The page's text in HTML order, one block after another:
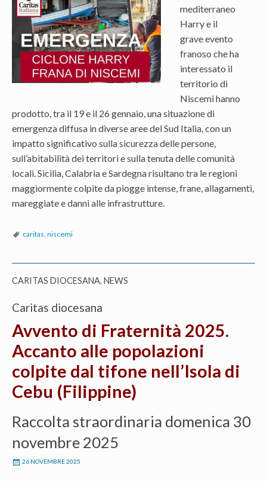
mediterraneo
Harry e il
grave evento
franoso che ha
interessato il
territorio di
Niscemi hanno
prodotto, tra il 19 e il 26 gennaio, una situazione di
emergenza diffusa in diverse aree del Sud Italia, con un
impatto significativo sulla sicurezza delle persone,
sull’abitabilità dei territori e sulla tenuta delle comunità
locali. Sicilia, Calabria e Sardegna risultano tra le regioni
maggiormente colpite da piogge intense, frane, allagamenti,
mareggiate e danni alle infrastrutture.
caritas niscemi
CARITAS DIOCESANA, NEWS
Caritas diocesana
Avvento di Fraternità 2025.
Accanto alle popolazioni
colpite dal tifone nell’Isola di
Cebu (Filippine)
Raccolta straordinaria domenica 30
novembre 2025
26 NOVEMBRE 2025